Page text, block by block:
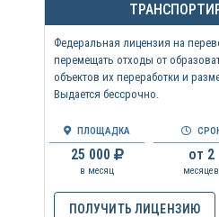
Федеральная лицензия на
перемещать отходы от
объектов их переработки и
Выдается бессрочно.
ПЛОЩАДКА
25 000
в месяц
от 2
месяцев
ПОЛУЧИТЬ ЛИЦЕНЗИЮ